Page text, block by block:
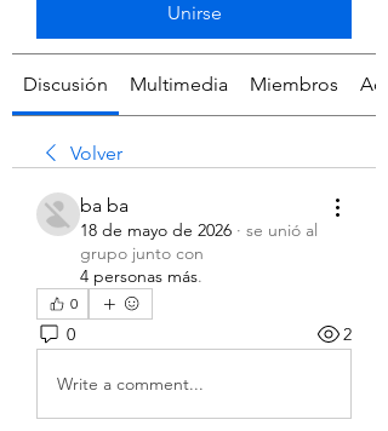
Unirse
Discusión Multimedia Miembros
Volver
ba ba
18 de mayo de 2026 · se unió al
grupo junto con
4 personas más.
0
0 2
Write a comment...